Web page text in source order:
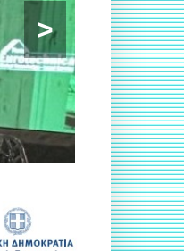
>
Χρησιμοποιήστε